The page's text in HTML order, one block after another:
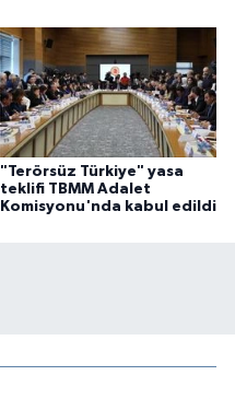
"Terörsüz Türkiye" yasa
teklifi TBMM Adalet
Komisyonu'nda kabul edildi